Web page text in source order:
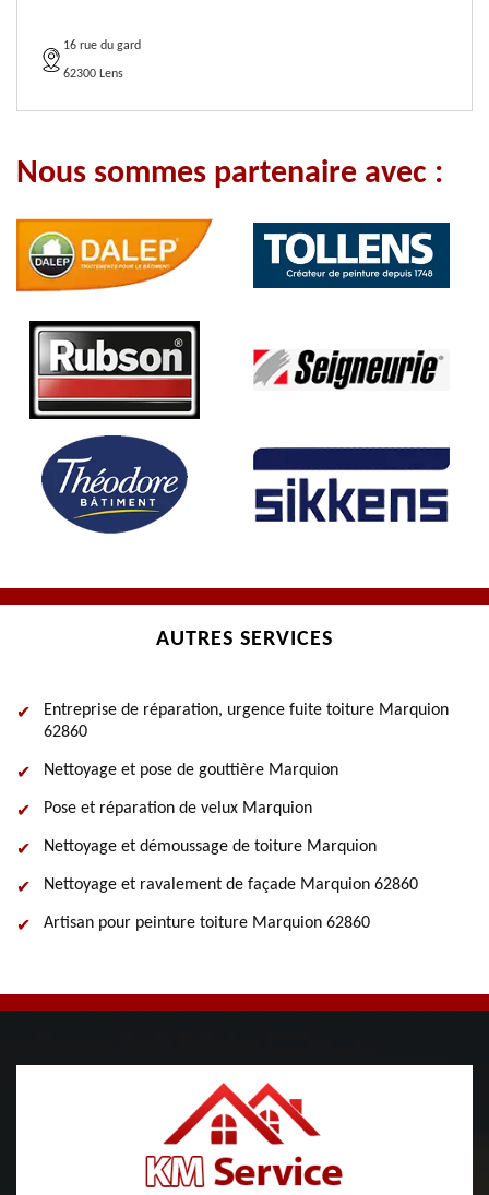
16 rue du gard
62300 Lens
Nous sommes partenaire avec :
AUTRES SERVICES
Entreprise de réparation, urgence fuite toiture Marquion
62860
Nettoyage et pose de gouttière Marquion
Pose et réparation de velux Marquion
Nettoyage et démoussage de toiture Marquion
Nettoyage et ravalement de façade Marquion 62860
Artisan pour peinture toiture Marquion 62860